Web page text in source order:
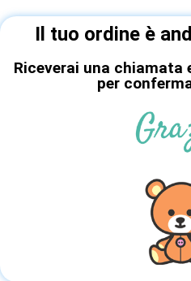
Il tuo ordine è
Riceverai una chiamata
per